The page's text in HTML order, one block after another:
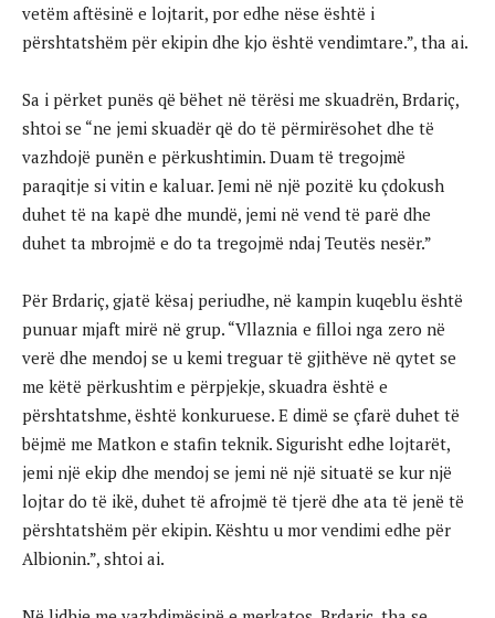
vetëm aftësinë e lojtarit, por edhe nëse është i
përshtatshëm për ekipin dhe kjo është vendimtare.”, tha ai.
Sa i përket punës që bëhet në tërësi me skuadrën, Brdariç,
shtoi se “ne jemi skuadër që do të përmirësohet dhe të
vazhdojë punën e përkushtimin. Duam të tregojmë
paraqitje si vitin e kaluar. Jemi në një pozitë ku çdokush
duhet të na kapë dhe mundë, jemi në vend të parë dhe
duhet ta mbrojmë e do ta tregojmë ndaj Teutës nesër.”
Për Brdariç, gjatë kësaj periudhe, në kampin kuqeblu është
punuar mjaft mirë në grup. “Vllaznia e filloi nga zero në
verë dhe mendoj se u kemi treguar të gjithëve në qytet se
me këtë përkushtim e përpjekje, skuadra është e
përshtatshme, është konkuruese. E dimë se çfarë duhet të
bëjmë me Matkon e stafin teknik. Sigurisht edhe lojtarët,
jemi një ekip dhe mendoj se jemi në një situatë se kur një
lojtar do të ikë, duhet të afrojmë të tjerë dhe ata të jenë të
përshtatshëm për ekipin. Kështu u mor vendimi edhe për
Albionin.”, shtoi ai.